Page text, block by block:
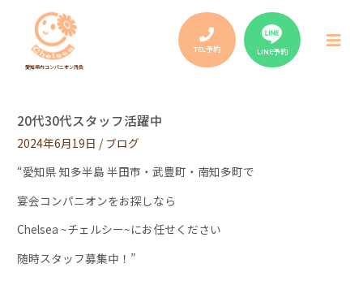
愛知県内コンパニオン請負
TEL予約 LINE予約
メ
ニ
20代30代スタッフ活躍中
2024年6月19日 / ブログ
“愛知県 知多半島 半田市・武豊町・南知多町で
宴会コンパニオンをお探しなら
Chelsea ~チェルシー~にお任せください
随時スタッフ募集中！”
navigation